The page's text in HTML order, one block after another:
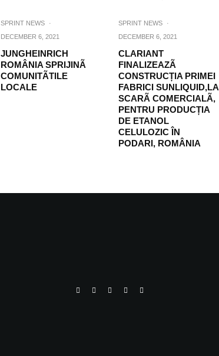
SPRINT NEWS
·
DECEMBER 6, 2021
JUNGHEINRICH
ROMÂNIA SPRIJINÃ
COMUNITÃTILE
LOCALE
SPRINT NEWS
·
DECEMBER 6, 2021
CLARIANT
FINALIZEAZÃ
CONSTRUCȚIA PRIMEI
FABRICI SUNLIQUID,LA
SCARÃ COMERCIALÃ,
PENTRU PRODUCȚIA
DE ETANOL
CELULOZIC ÎN
PODARI, ROMÂNIA